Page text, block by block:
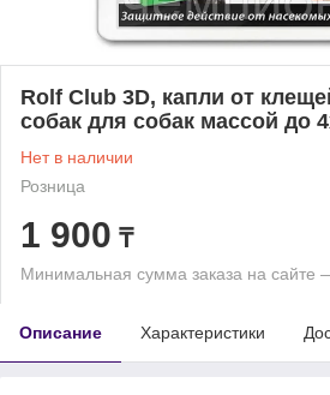
Rolf Club 3D, капли от
собак для собак массой до
Нет в наличии
Розница
1 900 ₸
Минимальная сумма заказа на сайте
Описание Характеристики